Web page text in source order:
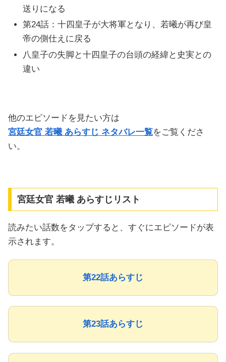
送りになる
第24話：十四皇子が大将軍となり、若曦が再び皇
帝の側仕えに戻る
八皇子の失脚と十四皇子の台頭の経緯と史実との
違い
他のエピソードを見たい方は
宮廷女官 若曦 あらすじ ネタバレ一覧をご覧くださ
い。
宮廷女官 若曦 あらすじリスト
読みたい話数をタップすると、すぐにエピソードが表
示されます。
第22話あらすじ
第23話あらすじ